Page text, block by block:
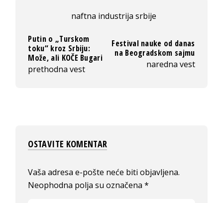
naftna industrija srbije
Putin o „Turskom
toku“ kroz Srbiju:
Može, ali KOČE Bugari
prethodna vest
Festival nauke od danas
na Beogradskom sajmu
naredna vest
OSTAVITE KOMENTAR
Vaša adresa e-pošte neće biti objavljena.
Neophodna polja su označena*